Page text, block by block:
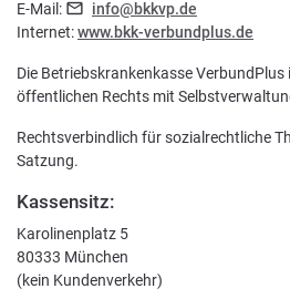
Markenbotschafter
Presse
E-Mail:
info@bkkvp.de
Internet:www.bkk-verbundplus.de
Die Betriebskrankenkasse
öffentlichen Rechts mit
Rechtsverbindlich für sozialrechtliche
Satzung.
Kassensitz:
Karolinenplatz 5
80333 München
(kein Kundenverkehr)